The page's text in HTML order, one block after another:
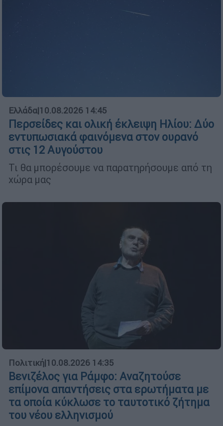
Ελλάδα|10.08.2026 14:45
Περσείδες και ολική έκλειψη Ηλίου: Δύο
εντυπωσιακά φαινόμενα στον ουρανό
στις 12 Αυγούστου
Τι θα μπορέσουμε να παρατηρήσουμε από τη
χώρα μας
Πολιτική|10.08.2026 14:35
Βενιζέλος για Ράμφο: Αναζητούσε
επίμονα απαντήσεις στα ερωτήματα με
τα οποία κύκλωσε το ταυτοτικό ζήτημα
του νέου ελληνισμού